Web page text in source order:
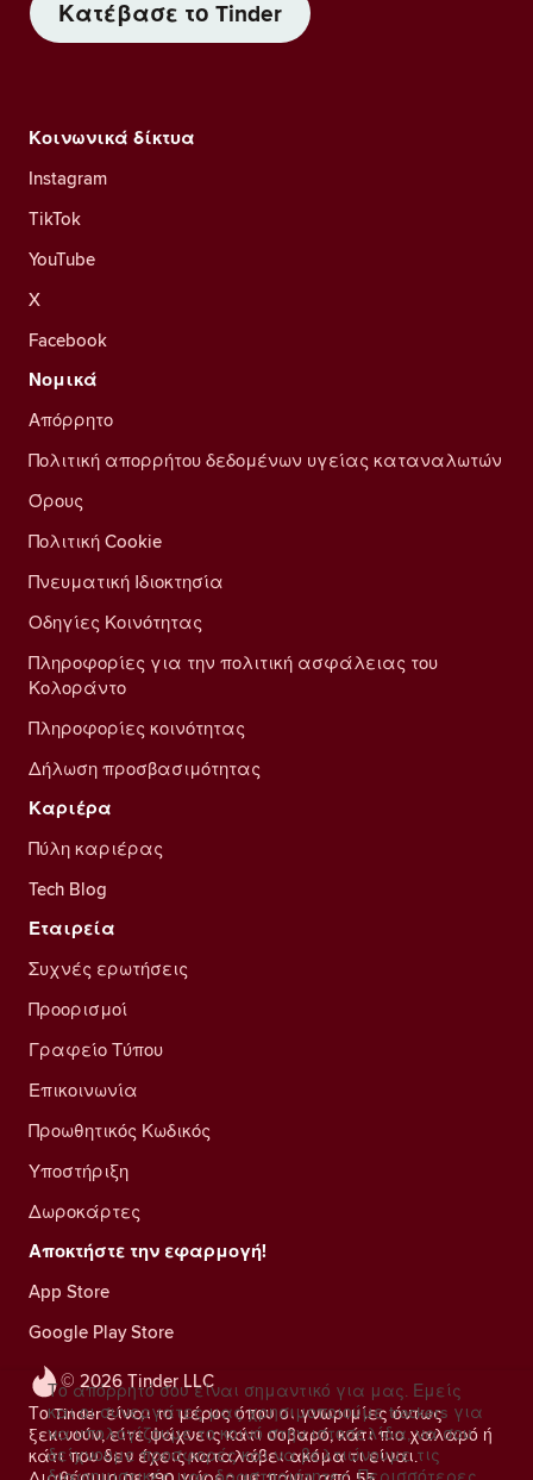
Κατέβασε το Tinder
© 2026 Tinder LLC
Το Tinder είναι το μέρος όπου οι γνωριμίες όντως
ξεκινούν, είτε ψάχνεις κάτι σοβαρό, κάτι πιο χαλαρό ή
κάτι που δεν έχεις καταλάβει ακόμα τι είναι.
Κοινωνικά δίκτυα
Instagram
TikTok
YouTube
X
Facebook
Νομικά
Απόρρητο
Πολιτική απορρήτου δεδομένων υγείας καταναλωτών
Όρους
Πολιτική Cookie
Πνευματική Ιδιοκτησία
Οδηγίες Κοινότητας
Πληροφορίες για την πολιτική ασφάλειας του
Κολοράντο
Πληροφορίες κοινότητας
Δήλωση προσβασιμότητας
Καριέρα
Πύλη καριέρας
Tech Blog
Εταιρεία
Συχνές ερωτήσεις
Προορισμοί
Γραφείο Τύπου
Επικοινωνία
Προωθητικός Κωδικός
Υποστήριξη
Δωροκάρτες
Αποκτήστε την εφαρμογή!
App Store
Google Play Store
Το απόρρητό σου είναι σημαντικό για μας. Εμείς
και οι συνεργάτες μας χρησιμοποιούμε trackers για
να υπολογίζουμε το κοινό στην ιστοσελίδα, να σου
δείχνουμε προσφορές και να βελτιώνουμε τις